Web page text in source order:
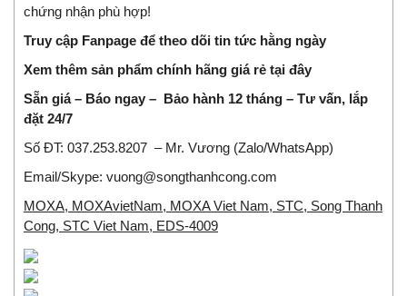
chứng nhận phù hợp!
Truy cập Fanpage để theo dõi tin tức hằng ngày
Xem thêm sản phẩm chính hãng giá rẻ tại đây
Sẵn giá – Báo ngay – Bảo hành 12 tháng – Tư vấn, lắp
đặt 24/7
Số ĐT: 037.253.8207 – Mr. Vương (Zalo/WhatsApp)
Email/Skype: vuong@songthanhcong.com
MOXA, MOXAvietNam, MOXA Viet Nam, STC, Song Thanh
Cong, STC Viet Nam, EDS-4009